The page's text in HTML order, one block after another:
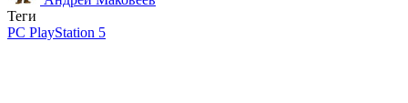
Теги
PC PlayStation 5